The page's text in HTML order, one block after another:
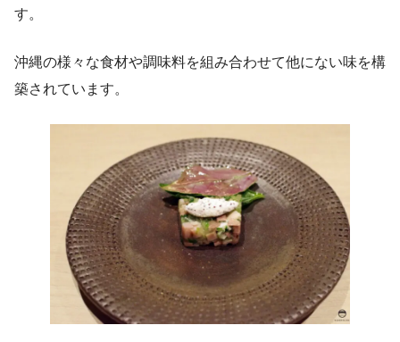
す。
沖縄の様々な食材や調味料を組み合わせて他にない味を構
築されています。